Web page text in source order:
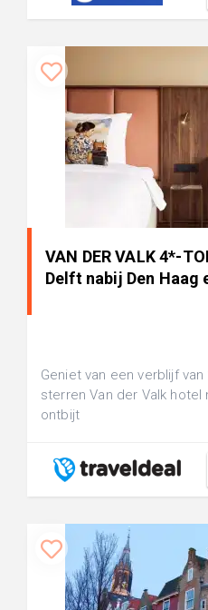
VAN DER VALK 4*-
Delft nabij Den Haag
Geniet van een verblijf
sterren Van der Valk hotel
ontbijt